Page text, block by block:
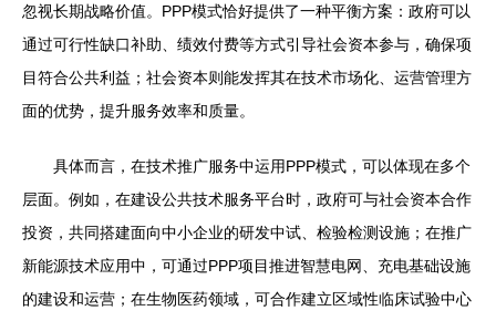
忽视长期战略价值。PPP模式恰好提供了一种平衡方案：政府可以
通过可行性缺口补助、绩效付费等方式引导社会资本参与，确保项
目符合公共利益；社会资本则能发挥其在技术市场化、运营管理方
面的优势，提升服务效率和质量。
具体而言，在技术推广服务中运用PPP模式，可以体现在多个
层面。例如，在建设公共技术服务平台时，政府可与社会资本合作
投资，共同搭建面向中小企业的研发中试、检验检测设施；在推广
新能源技术应用中，可通过PPP项目推进智慧电网、充电基础设施
的建设和运营；在生物医药领域，可合作建立区域性临床试验中心